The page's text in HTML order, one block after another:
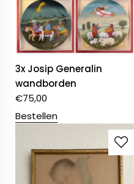
3x Josip Generalin
wandborden
€75,00
Bestellen